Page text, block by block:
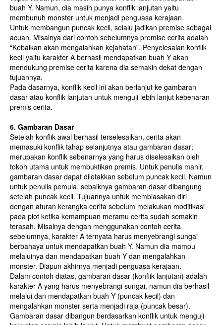
buah Y. Namun, dia masih punya konflik lanjutan yaitu
membunuh monster untuk menjadi penguasa kerajaan.
Untuk membangun puncak kecil, selalu jadikan premise sebagai
acuan. Misalnya dari contoh sebelumnya premise cerita adalah
“Kebaikan akan mengalahkan kejahatan”. Penyelesaian konflik
kecil yaitu karakter A berhasil mendapatkan buah Y akan
mendukung premise cerita karena dia semakin dekat dengan
tujuannya.
Pada dasarnya, konflik kecil ini akan berlanjut ke gambaran
dasar atau konflik lanjutan untuk menguji lebih lanjut kebenaran
premis cerita.
6. Gambaran Dasar
Setelah konflik awal berhasil terselesaikan, cerita akan
memasuki konflik tahap selanjutnya atau gambaran dasar;
merupakan konflik sebenarnya yang harus diselesaikan oleh
tokoh utama untuk membuktikan premis. Untuk penulis mahir,
gambaran dasar dapat diletakkan sebelum puncak kecil. Namun
untuk penulis pemula, sebaiknya gambaran dasar dibangung
setelah puncak kecil. Tujuannya untuk membiasakan diri
dengan aturan kerangka cerita sebelum melakukan modifikasi
pada plot ketika kemampuan meramu cerita sudah semakin
terasah. Misalnya dengan menggunakan contoh cerita
sebelumnya, karakter A ternyata harus menyebrangi sungai
berbahaya untuk mendapatkan buah Y. Namun dia mampu
melaluinya dan mendapatkan buah Y dan mengalahkan
monster. Diapun akhirnya menjadi penguasa kerajaan.
Dalam contoh diatas, gambaran dasar (konflik lanjutan) adalah
karakter A yang harus menyebrangi sungai, namun dia berhasil
melalui dan mendapatkan buah Y (puncak kecil) dan
mengalahkan monster serta menjadi raja (puncak besar).
Gambaran dasar dibangun berdasarkan konflik untuk menguji